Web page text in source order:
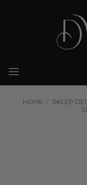
HOME / SKLEP